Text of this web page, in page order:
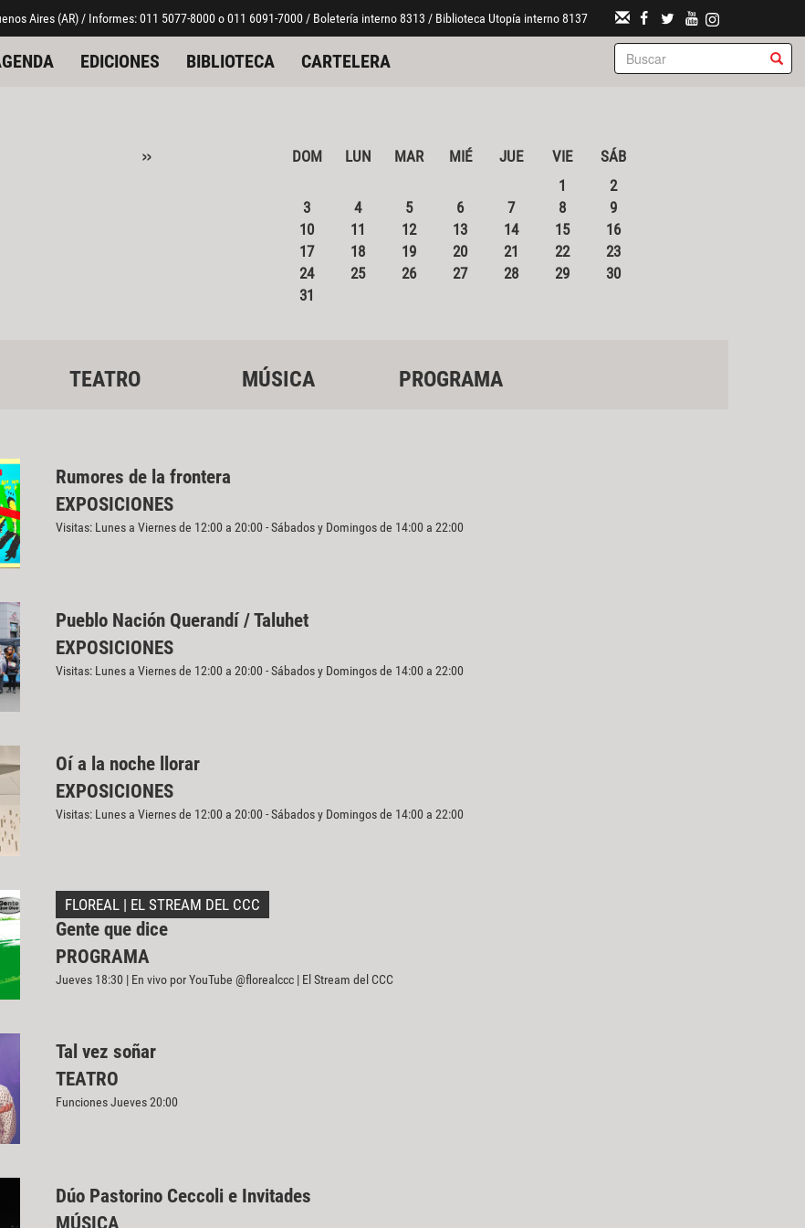
Aires (AR) / Informes: 011 5077-8000 o 011 6091-7000 / Boletería interno 8313 / Biblioteca Utopía interno 8137
EDICIONES BIBLIOTECA CARTELERA
» DOM LUN MAR MIÉ JUE VIE
SÁB
1
2
3
4 5 6 7 8
9
10
11 12 13 14 15
16
17
18 19 20 21 22
23
24
25 26 27 28 29
30
31
TEATRO MÚSICA PROGRAMA
Rumores de la frontera
EXPOSICIONES
Visitas: Lunes a Viernes de 12:00 a 20:00 - Sábados y Domingos de 14:00 a 22:00
Pueblo Nación Querandí / Taluhet
EXPOSICIONES
Visitas: Lunes a Viernes de 12:00 a 20:00 - Sábados y Domingos de 14:00 a 22:00
Oí a la noche llorar
EXPOSICIONES
Visitas: Lunes a Viernes de 12:00 a 20:00 - Sábados y Domingos de 14:00 a 22:00
FLOREAL | EL STREAM DEL CCC
Gente que dice
PROGRAMA
Jueves 18:30 | En vivo por YouTube @florealccc | El Stream del CCC
Tal vez soñar
TEATRO
Funciones Jueves 20:00
Dúo Pastorino Ceccoli e Invitades
MÚSICA